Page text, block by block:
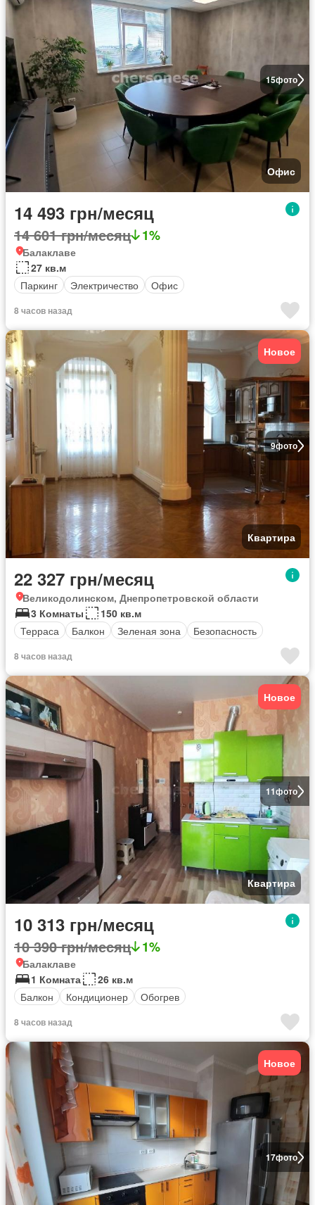
15фото
Офис
14 493 грн/месяц
14 601 грн/месяц 1%
Балаклаве
27 кв.м
Паркинг
Электричество Офис
8 часов назад
9фото
Новое
Квартира
22 327 грн/месяц
Великодолинском, Днепропетровской области
3 Комнаты
150 кв.м
Терраса
Балкон Зеленая зона Безопасность
8 часов назад
11фото
Новое
Квартира
10 313 грн/месяц
10 390 грн/месяц 1%
Балаклаве
1 Комната
26 кв.м
Балкон
Кондиционер Обогрев
8 часов назад
17фото
Новое